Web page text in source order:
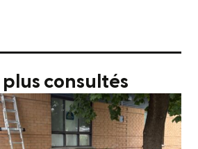
consultés